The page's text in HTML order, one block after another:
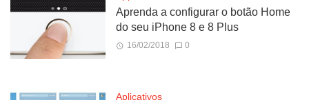
Aprenda a configurar o botão Home
do seu iPhone 8 e 8 Plus
16/02/2018 0
Aplicativos